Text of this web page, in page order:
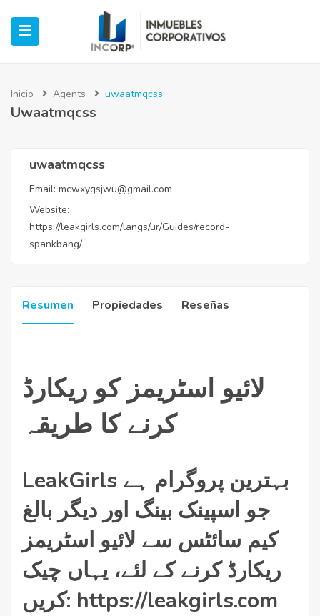
(Oficinas)
(Industrial)
(Casos de Éxito)
Inicio Agents uwaatmqcss
Uwaatmqcss
uwaatmqcss
Email: mcwxygsjwu@gmail.com
Website:
https://leakgirls.com/langs/ur/Guides/record-
spankbang/
Resumen Propiedades Reseñas
لائیو اسٹریمز کو ریکارڈ
کرنے کا طریقہ
LeakGirls بہترین پروگرام ہے
جو اسپینک بینگ اور دیگر بالغ
کیم سائٹس سے لائیو اسٹریمز
ریکارڈ کرنے کے لئے، یہاں چیک
کریں: https://leakgirls.com